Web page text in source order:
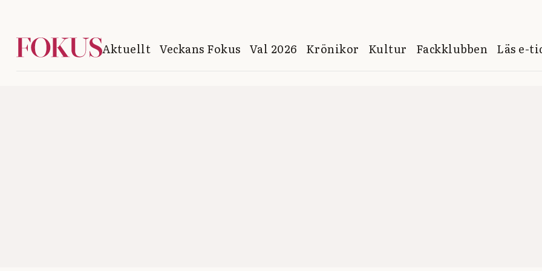
Aktuellt Veckans Fokus Val 2026 Krönikor Kultur Fackklubben Läs e-